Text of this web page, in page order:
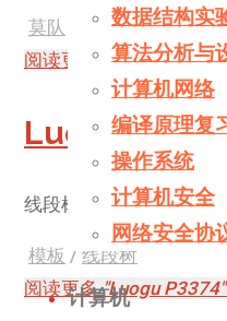
数据结构实
算法分析与
计算机网络
编译原理复
操作系统
计算机安全
网络安全协
计算机
莫队
阅读更多 "Luogu P1903"
Luogu P3374
线段树模板题
模板 / 线段树
阅读更多 "Luogu P3374"